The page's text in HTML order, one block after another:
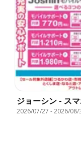
ジョーシン - ス
2026/07/27 -2026/08/